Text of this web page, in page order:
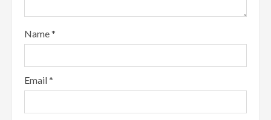
Name*
Email*